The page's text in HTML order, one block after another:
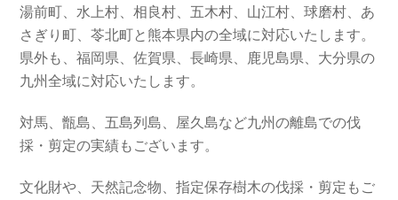
湯前町、水上村、相良村、五木村、山江村、球磨村、あ
さぎり町、苓北町と熊本県内の全域に対応いたします。
県外も、福岡県、佐賀県、長崎県、鹿児島県、大分県の
九州全域に対応いたします。
対馬、甑島、五島列島、屋久島など九州の離島での伐
採・剪定の実績もございます。
文化財や、天然記念物、指定保存樹木の伐採・剪定もご